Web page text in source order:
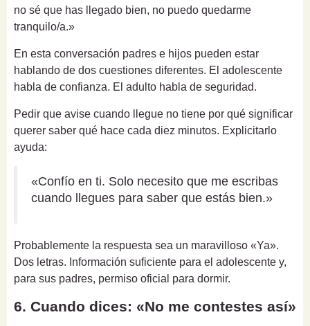
no sé que has llegado bien, no puedo quedarme
tranquilo/a.»
En esta conversación padres e hijos pueden estar
hablando de dos cuestiones diferentes. El adolescente
habla de confianza. El adulto habla de seguridad.
Pedir que avise cuando llegue no tiene por qué significar
querer saber qué hace cada diez minutos. Explicitarlo
ayuda:
«Confío en ti. Solo necesito que me escribas
cuando llegues para saber que estás bien.»
Probablemente la respuesta sea un maravilloso «Ya».
Dos letras. Información suficiente para el adolescente y,
para sus padres, permiso oficial para dormir.
6. Cuando dices: «No me contestes así»